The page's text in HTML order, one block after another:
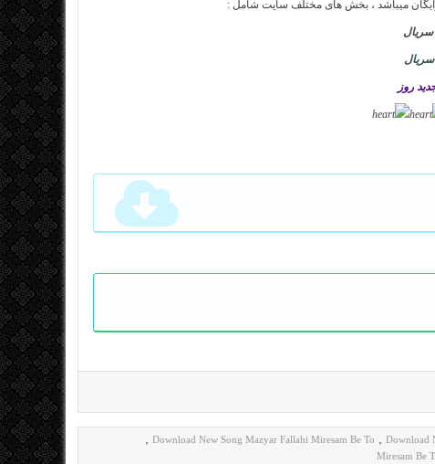
میباشد ، بخش های مختلف سایت شامل :
سریال
سریال
روز
Download
,
Download New Song Mazyar Fallahi Miresam Be To
,
Miresam Be